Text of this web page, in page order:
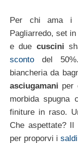
Per chi ama i
Pagliarredo, set
e due cuscini
sconto del
biancheria da
asciugamani per
morbida spugna
finiture in raso.
Che aspettate? Il
per proporvi i saldi